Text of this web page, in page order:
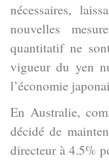
nécessaires,
nouvelles
quantitatif ne
vigueur du yen
l’économie
En Australie,
décidé de
directeur à 4.5%